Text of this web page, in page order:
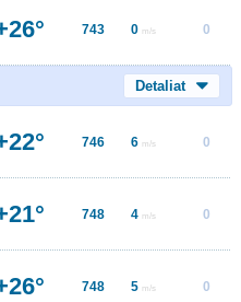
743 0 m/s 0
Detaliat
746 6 m/s 0
748 4 m/s 0
748 5 m/s 0